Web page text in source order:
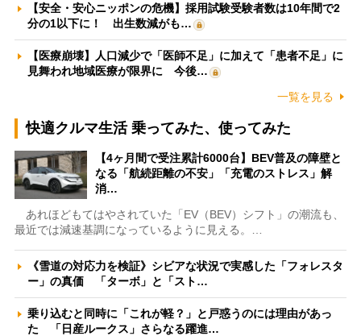
【安全・安心ニッポンの危機】採用試験受験者数は10年間で2
分の1以下に！ 出生数減がも…
【医療崩壊】人口減少で「医師不足」に加えて「患者不足」に
見舞われ地域医療が限界に 今後…
一覧を見る
快適クルマ生活 乗ってみた、使ってみた
【4ヶ月間で受注累計6000台】BEV普及の障壁と
なる「航続距離の不安」「充電のストレス」解
消…
あれほどもてはやされていた「EV（BEV）シフト」の潮流も、
最近では減速基調になっているように見える。…
《雪道の対応力を検証》シビアな状況で実感した「フォレスタ
ー」の真価 「ターボ」と「スト…
乗り込むと同時に「これが軽？」と戸惑うのには理由があっ
た 「日産ルークス」さらなる躍進…